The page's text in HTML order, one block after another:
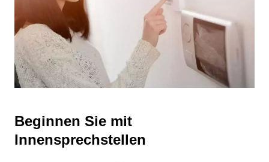
Beginnen Sie mit
Innensprechstellen